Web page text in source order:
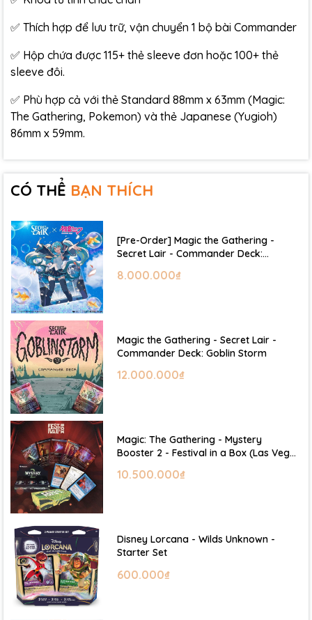
✅ Thích hợp để lưu trữ, vận chuyển 1 bộ bài Commander
✅ Hộp chứa được 115+ thẻ sleeve đơn hoặc 100+ thẻ
sleeve đôi.
✅ Phù hợp cả với thẻ Standard 88mm x 63mm (Magic:
The Gathering, Pokemon) và thẻ Japanese (Yugioh)
86mm x 59mm.
CÓ THỂ BẠN THÍCH
[Pre-Order] Magic the Gathering -
Secret Lair - Commander Deck:
8.000.000₫
Magic the Gathering - Secret Lair -
Commander Deck: Goblin Storm
12.000.000₫
Magic: The Gathering - Mystery
Booster 2 - Festival in a Box (Las Vegas
10.500.000₫
Disney Lorcana - Wilds Unknown -
Starter Set
600.000₫